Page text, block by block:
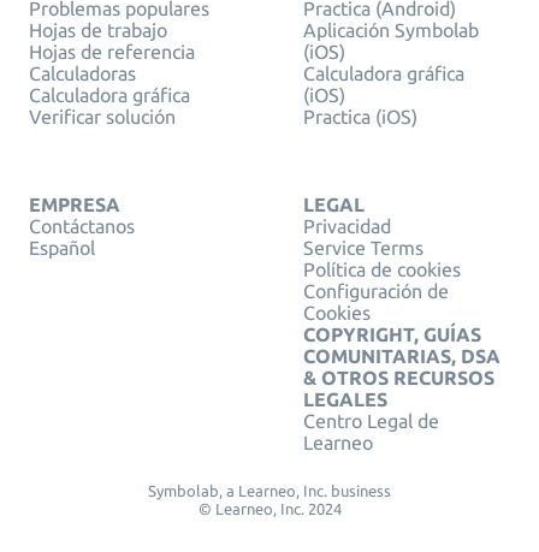
Problemas populares
Hojas de trabajo
Hojas de referencia
Calculadoras
Calculadora gráfica
Verificar solución
Practica (Android)
Aplicación Symbolab
(iOS)
Calculadora gráfica
(iOS)
Practica (iOS)
EMPRESA
Contáctanos
Español
LEGAL
Privacidad
Service Terms
Política de cookies
Configuración de
Cookies
COPYRIGHT, GUÍAS
COMUNITARIAS, DSA
& OTROS RECURSOS
LEGALES
Centro Legal de
Learneo
Symbolab, a Learneo, Inc. business
© Learneo, Inc. 2024